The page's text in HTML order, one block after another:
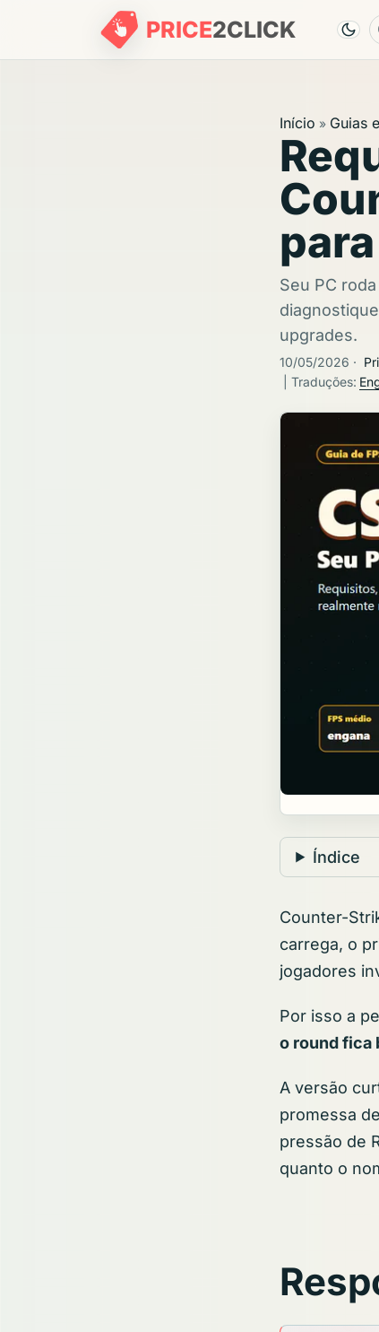
PRICE2CLICK
Início » Guias
Seu PC
upgrades.
10/05/2026 ·
| Traduções:
Índice
Counter-
carrega, o
jogadores
Por isso a
o round fica
A versão
promessa
pressão de
quanto o